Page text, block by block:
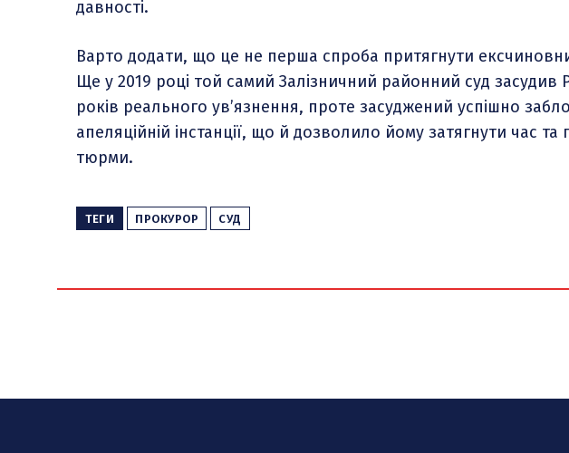
давності.
Варто додати, що це не перша спроба притягнути
Ще у 2019 році той самий Залізничний районний суд засудив
років реального ув’язнення, проте засуджений успішно
апеляційній інстанції, що й дозволило йому затягнути час та
тюрми.
ТЕГИ ПРОКУРОР СУД